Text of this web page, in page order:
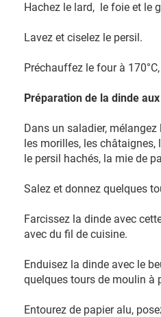
Hachez le lard, le foie et le
Lavez et ciselez le persil.
Préchauffez le four à
Préparation de la dinde
Dans un saladier,
les morilles, les châtaignes,
le persil hachés, la mie de
Salez et donnez quelques
Farcissez la dinde avec
avec du fil de cuisine.
Enduisez la dinde avec le
quelques tours de moulin à
Entourez de papier alu,